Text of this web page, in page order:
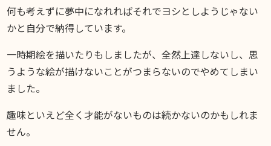
何も考えずに夢中になれればそれでヨシとしようじゃない
かと自分で納得しています。
一時期絵を描いたりもしましたが、全然上達しないし、思
うような絵が描けないことがつまらないのでやめてしまい
ました。
趣味といえど全く才能がないものは続かないのかもしれま
せん。